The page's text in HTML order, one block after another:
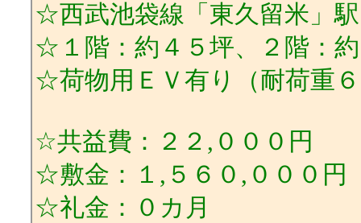
☆西武池袋線「東久留米」
☆１階：約４５坪、２階：
☆荷物用ＥＶ有り（耐荷重
☆共益費：２２,０００円
☆敷金：１,５６０,０００円
☆礼金：０カ月